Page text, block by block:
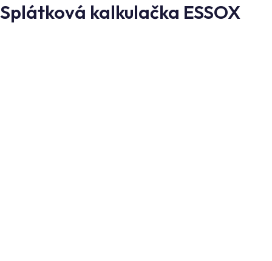
Splátková kalkulačka ESSOX